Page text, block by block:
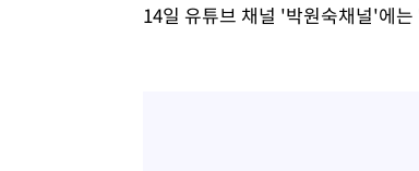
14일 유튜브 채널 '박원숙채널'에